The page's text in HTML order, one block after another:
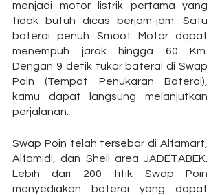
menjadi motor listrik pertama yang
tidak butuh dicas berjam-jam. Satu
baterai penuh Smoot Motor dapat
menempuh jarak hingga 60 Km.
Dengan 9 detik tukar baterai di Swap
Poin (Tempat Penukaran Baterai),
kamu dapat langsung melanjutkan
perjalanan.
Swap Poin telah tersebar di Alfamart,
Alfamidi, dan Shell area JADETABEK.
Lebih dari 200 titik Swap Poin
menyediakan baterai yang dapat